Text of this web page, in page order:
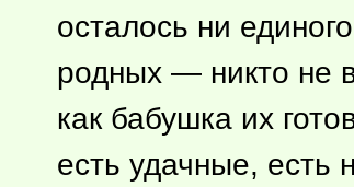
осталось ни
родных — никто не
как бабушка их
есть удачные, есть